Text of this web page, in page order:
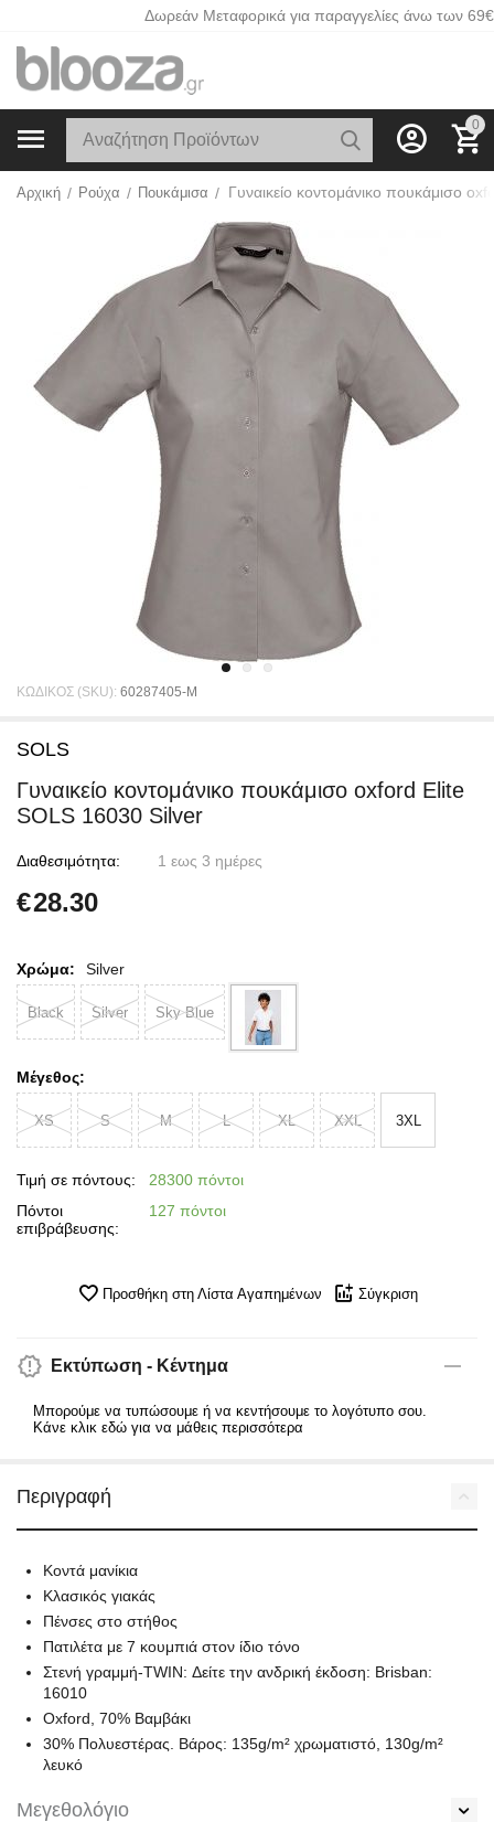
Δωρεάν Μεταφορικά για παραγγελίες άνω των 69€
0
Αρχική / Ρούχα / Πουκάμισα /
ΚΩΔΙΚΟΣ (SKU): 60287405-M
SOLS
Γυναικείο κοντομάνικο πουκάμισο oxford Elite
SOLS 16030 Silver
Διαθεσιμότητα: 1 εως 3 ημέρες
€28.30
Χρώμα: Silver
Black Silver Sky Blue
Μέγεθος:
XS S M L XL XXL 3XL
Τιμή σε πόντους:
28300 πόντοι
Πόντοι
επιβράβευσης:
127 πόντοι
Προσθήκη στη Λίστα Αγαπημένων Σύγκριση
Εκτύπωση - Κέντημα
Μπορούμε να τυπώσουμε ή να κεντήσουμε το λογότυπο σου.
Κάνε κλικ εδώ για να μάθεις περισσότερα
Περιγραφή
Κοντά μανίκια
Κλασικός γιακάς
Πένσες στο στήθος
Πατιλέτα με 7 κουμπιά στον ίδιο τόνο
Στενή γραμμή-TWIN: Δείτε την ανδρική έκδοση: Brisban:
16010
Oxford, 70% Βαμβάκι
30% Πολυεστέρας. Βάρος: 135g/m² χρωματιστό, 130g/m²
λευκό
Μεγεθολόγιο